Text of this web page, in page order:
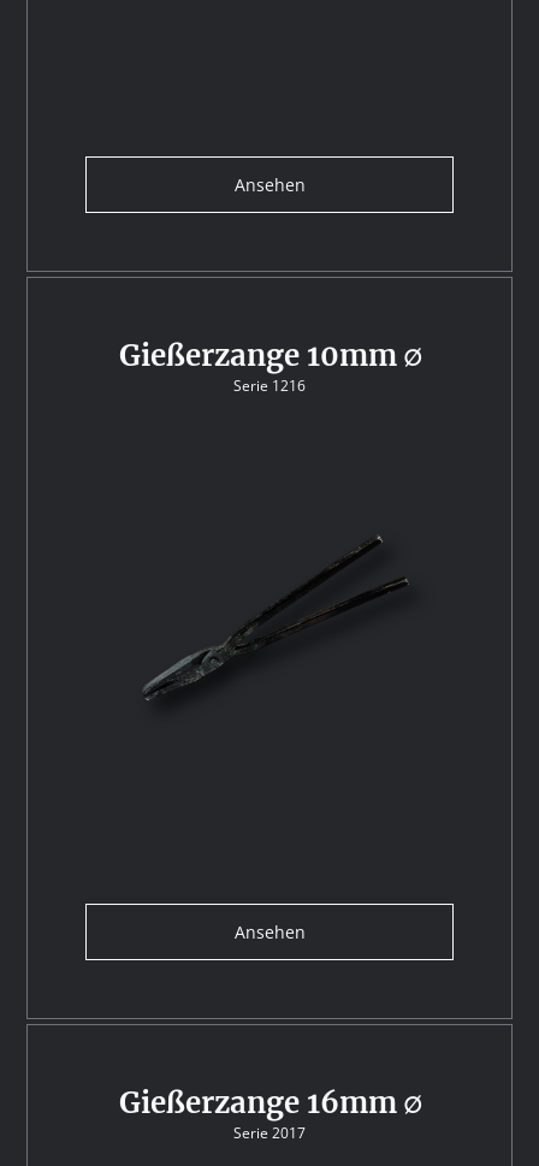
Ansehen
Gießerzange 10mm ∅
Serie 1216
Ansehen
Gießerzange 16mm ∅
Serie 2017